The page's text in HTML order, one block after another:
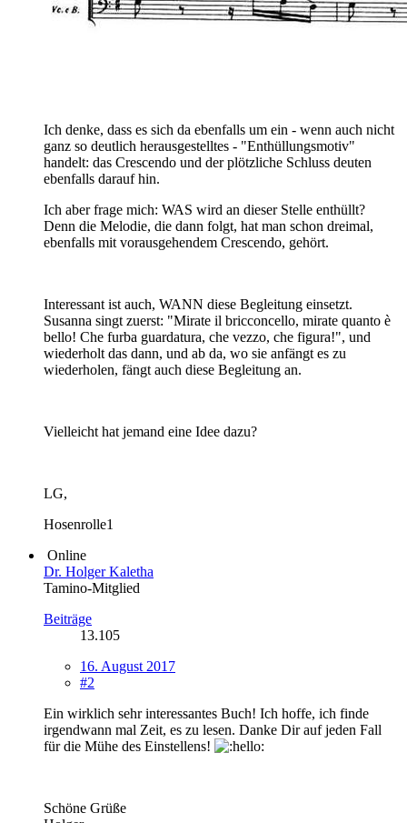
Ich denke, dass es sich da ebenfalls um ein - wenn auch nicht
ganz so deutlich herausgestelltes - "Enthüllungsmotiv"
handelt: das Crescendo und der plötzliche Schluss deuten
ebenfalls darauf hin.
Ich aber frage mich: WAS wird an dieser Stelle enthüllt?
Denn die Melodie, die dann folgt, hat man schon dreimal,
ebenfalls mit vorausgehendem Crescendo, gehört.
Interessant ist auch, WANN diese Begleitung einsetzt.
Susanna singt zuerst: "Mirate il bricconcello, mirate quanto è
bello! Che furba guardatura, che vezzo, che figura!", und
wiederholt das dann, und ab da, wo sie anfängt es zu
wiederholen, fängt auch diese Begleitung an.
Vielleicht hat jemand eine Idee dazu?
LG,
Hosenrolle1
Online
Dr. Holger Kaletha
Tamino-Mitglied
Beiträge
13.105
16. August 2017
#2
Ein wirklich sehr interessantes Buch! Ich hoffe, ich finde
irgendwann mal Zeit, es zu lesen. Danke Dir auf jeden Fall
für die Mühe des Einstellens!
Schöne Grüße